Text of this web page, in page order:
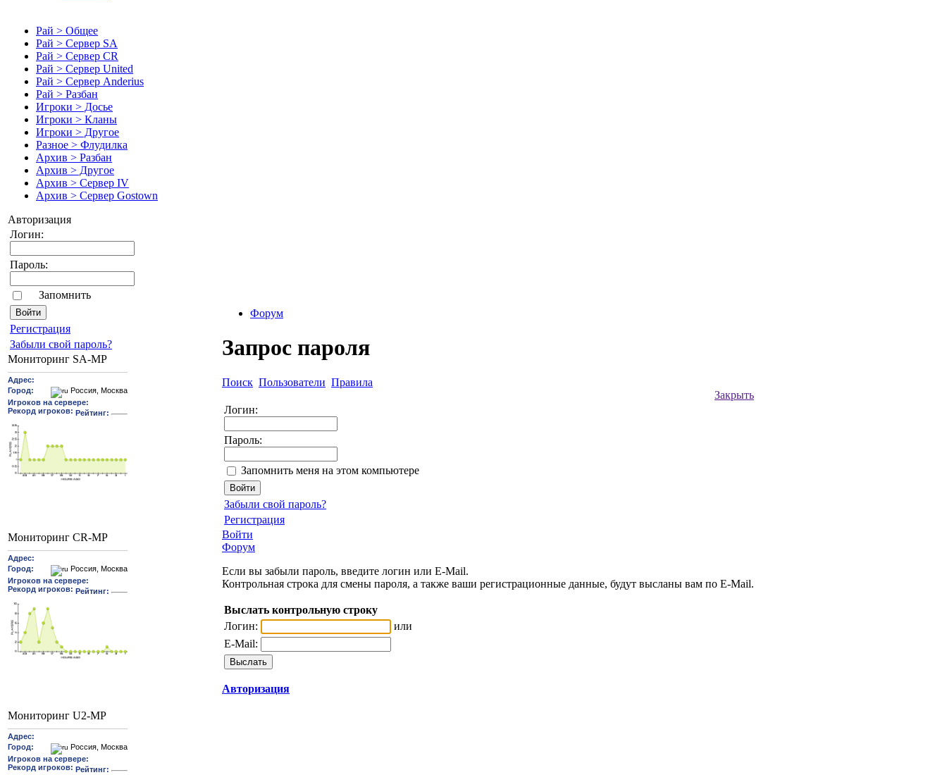
Рай > Общее
Рай > Сервер SA
Рай > Сервер CR
Рай > Сервер United
Рай > Сервер Anderius
Рай > Разбан
Игроки > Досье
Игроки > Кланы
Игроки > Другое
Разное > Флудилка
Архив > Разбан
Архив > Другое
Архив > Сервер IV
Архив > Сервер Gostown
Авторизация
Логин:
Пароль:
Запомнить
Pегиcтрaция
Забыли свой пароль?
Мониторинг SA-MP
Мониторинг CR-MP
Мониторинг U2-MP
Форум
Запрос пароля
Поиск Пользователи Правила
Закрыть
Логин:
Пароль:
Запомнить меня на этом компьютере
Забыли свой пароль?
Регистрация
Войти
Форум
Если вы забыли пароль, введите логин или E-Mail.
Контрольная строка для смены пароля, а также ваши регистрационные данные, будут высланы вам по E-Mail.
Выслать контрольную строку
Логин:
или
E-Mail:
Авторизация